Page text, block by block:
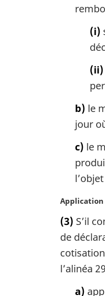
(i)
(ii)
b) le
jour
c) le
N
t
e
a
r
Application
(3) S’il
de
l’alinéa
a)